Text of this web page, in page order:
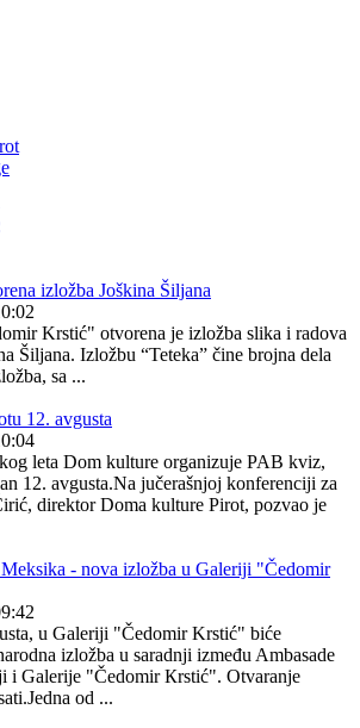
izložba Joškina Šiljana
Krstić" otvorena je izložba slika i radova
Šiljana. Izložbu “Teteka” čine brojna dela
sa ...
12. avgusta
leta Dom kulture organizuje PAB kviz,
12. avgusta.Na jučerašnjoj konferenciji za
direktor Doma kulture Pirot, pozvao je
- nova izložba u Galeriji "Čedomir
u Galeriji "Čedomir Krstić" biće
izložba u saradnji između Ambasade
i Galerije "Čedomir Кrstić". Otvaranje
od ...